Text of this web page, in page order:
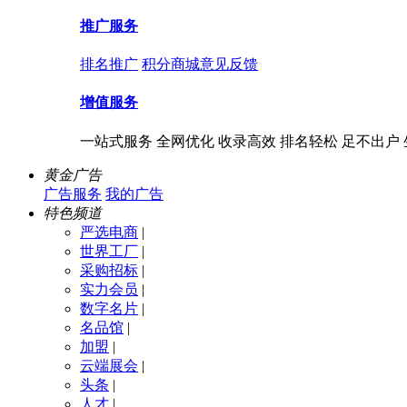
推广服务
排名推广 积分商城意见反馈
增值服务
一站式服务 全网优化 收录高效 排名轻松 足不出户
黄金广告
广告服务 我的广告
特色频道
严选电商 |
世界工厂 |
采购招标 |
实力会员 |
数字名片 |
名品馆 |
加盟 |
云端展会 |
头条 |
人才 |